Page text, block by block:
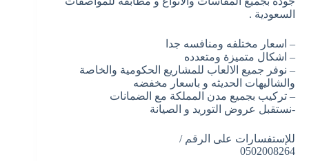
السعودية .
– اسعار مختلفه ومنافسه جدا
– اشكال متميزة ومتعدده
– نوفر جميع الالعاب للمشاريع الحكومية والخاصة
والشاليهات الحديثه و باسعار مخفضه
– تركيب بجميع مدن المملكة مع الضمانات
-نستقبل عروض التوريد و الصيانة
للإستفسارات على الرقم /
0502008264